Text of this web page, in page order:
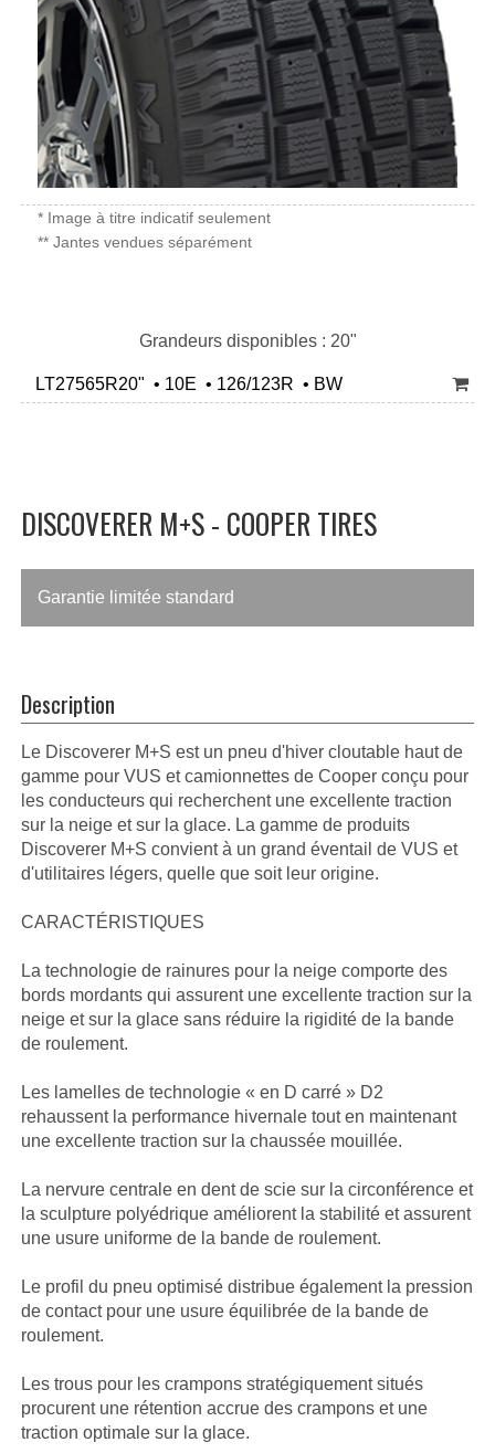
* Image à titre indicatif seulement
** Jantes vendues séparément
Grandeurs disponibles : 20"
LT27565R20" • 10E • 126/123R • BW
DISCOVERER M+S - COOPER TIRES
Garantie limitée standard
Description
Le Discoverer M+S est un pneu d'hiver cloutable haut de
gamme pour VUS et camionnettes de Cooper conçu pour
les conducteurs qui recherchent une excellente traction
sur la neige et sur la glace. La gamme de produits
Discoverer M+S convient à un grand éventail de VUS et
d'utilitaires légers, quelle que soit leur origine.
CARACTÉRISTIQUES
La technologie de rainures pour la neige comporte des
bords mordants qui assurent une excellente traction sur la
neige et sur la glace sans réduire la rigidité de la bande
de roulement.
Les lamelles de technologie « en D carré » D2
rehaussent la performance hivernale tout en maintenant
une excellente traction sur la chaussée mouillée.
La nervure centrale en dent de scie sur la circonférence et
la sculpture polyédrique améliorent la stabilité et assurent
une usure uniforme de la bande de roulement.
Le profil du pneu optimisé distribue également la pression
de contact pour une usure équilibrée de la bande de
roulement.
Les trous pour les crampons stratégiquement situés
procurent une rétention accrue des crampons et une
traction optimale sur la glace.